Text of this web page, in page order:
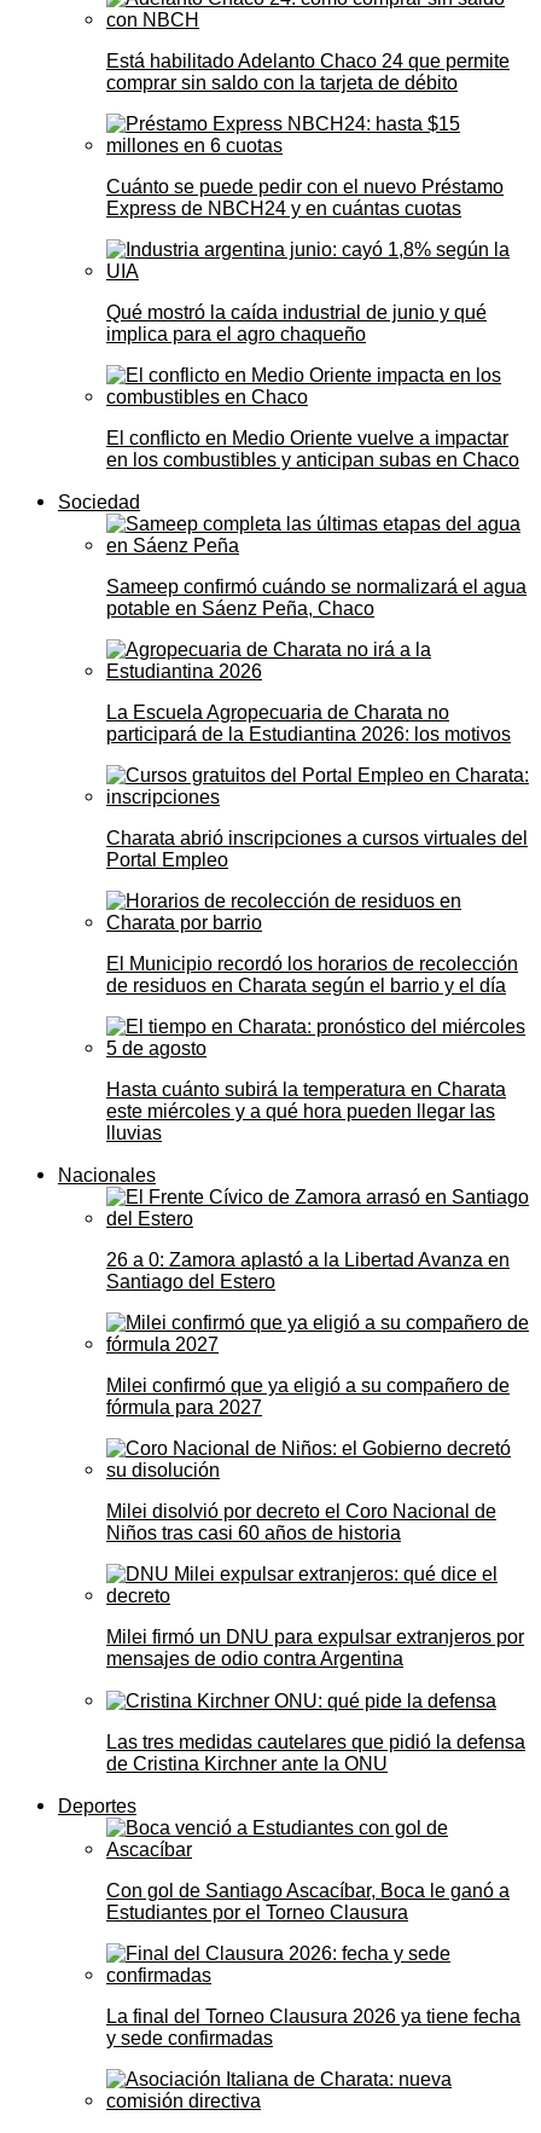
Está habilitado Adelanto Chaco 24 que permite
comprar sin saldo con la tarjeta de débito
Cuánto se puede pedir con el nuevo Préstamo
Express de NBCH24 y en cuántas cuotas
Qué mostró la caída industrial de junio y qué
implica para el agro chaqueño
El conflicto en Medio Oriente vuelve a impactar
en los combustibles y anticipan subas en Chaco
Sociedad
Sameep confirmó cuándo se normalizará el agua
potable en Sáenz Peña, Chaco
La Escuela Agropecuaria de Charata no
participará de la Estudiantina 2026: los motivos
Charata abrió inscripciones a cursos virtuales del
Portal Empleo
El Municipio recordó los horarios de recolección
de residuos en Charata según el barrio y el día
Hasta cuánto subirá la temperatura en Charata
este miércoles y a qué hora pueden llegar las
lluvias
Nacionales
26 a 0: Zamora aplastó a la Libertad Avanza en
Santiago del Estero
Milei confirmó que ya eligió a su compañero de
fórmula para 2027
Milei disolvió por decreto el Coro Nacional de
Niños tras casi 60 años de historia
Milei firmó un DNU para expulsar extranjeros por
mensajes de odio contra Argentina
Las tres medidas cautelares que pidió la defensa
de Cristina Kirchner ante la ONU
Deportes
Con gol de Santiago Ascacíbar, Boca le ganó a
Estudiantes por el Torneo Clausura
La final del Torneo Clausura 2026 ya tiene fecha
y sede confirmadas